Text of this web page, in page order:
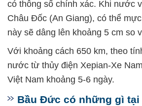
có thông số chính xác. Khi nước
Châu Đốc (An Giang), có thể
này sẽ dâng lên khoảng 5 cm so
Với khoảng cách 650 km, theo
nước từ thủy điện Xepian-Xe
Việt Nam khoảng 5-6 ngày.
Bầu Đức có những gì